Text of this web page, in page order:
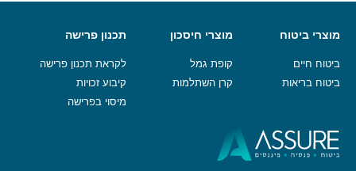
מוצרי ביטוח
ביטוח חיים
ביטוח בריאות
מוצרי חיסכון
קופת גמל
קרן השתלמות
תכנון פרישה
לקראת תכנון פרישה
קיבוע זכויות
מיסוי בפרישה